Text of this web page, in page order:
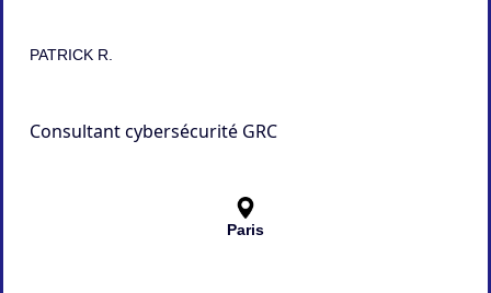
PATRICK R.
Consultant cybersécurité GRC
Paris